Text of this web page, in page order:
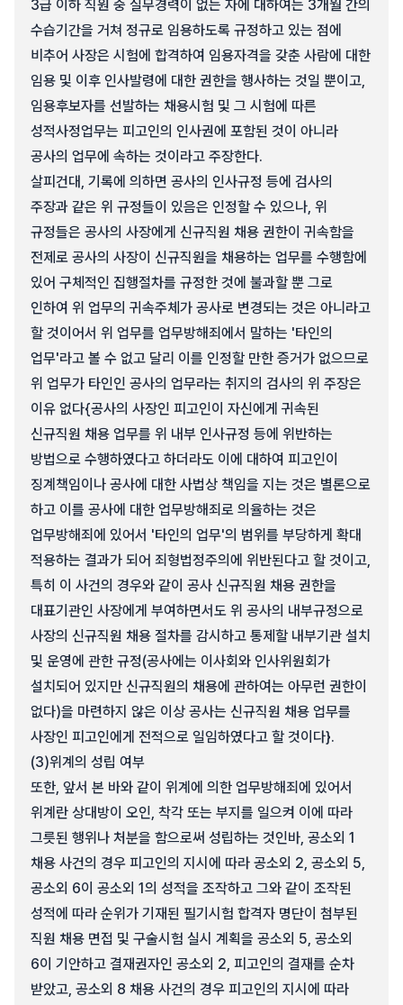
3급 이하 직원 중 실무경력이 없는 자에 대하여는 3개월 간의
수습기간을 거쳐 정규로 임용하도록 규정하고 있는 점에
비추어 사장은 시험에 합격하여 임용자격을 갖춘 사람에 대한
임용 및 이후 인사발령에 대한 권한을 행사하는 것일 뿐이고,
임용후보자를 선발하는 채용시험 및 그 시험에 따른
성적사정업무는 피고인의 인사권에 포함된 것이 아니라
공사의 업무에 속하는 것이라고 주장한다.
살피건대, 기록에 의하면 공사의 인사규정 등에 검사의
주장과 같은 위 규정들이 있음은 인정할 수 있으나, 위
규정들은 공사의 사장에게 신규직원 채용 권한이 귀속함을
전제로 공사의 사장이 신규직원을 채용하는 업무를 수행함에
있어 구체적인 집행절차를 규정한 것에 불과할 뿐 그로
인하여 위 업무의 귀속주체가 공사로 변경되는 것은 아니라고
할 것이어서 위 업무를 업무방해죄에서 말하는 '타인의
업무'라고 볼 수 없고 달리 이를 인정할 만한 증거가 없으므로
위 업무가 타인인 공사의 업무라는 취지의 검사의 위 주장은
이유 없다{공사의 사장인 피고인이 자신에게 귀속된
신규직원 채용 업무를 위 내부 인사규정 등에 위반하는
방법으로 수행하였다고 하더라도 이에 대하여 피고인이
징계책임이나 공사에 대한 사법상 책임을 지는 것은 별론으로
하고 이를 공사에 대한 업무방해죄로 의율하는 것은
업무방해죄에 있어서 '타인의 업무'의 범위를 부당하게 확대
적용하는 결과가 되어 죄형법정주의에 위반된다고 할 것이고,
특히 이 사건의 경우와 같이 공사 신규직원 채용 권한을
대표기관인 사장에게 부여하면서도 위 공사의 내부규정으로
사장의 신규직원 채용 절차를 감시하고 통제할 내부기관 설치
및 운영에 관한 규정(공사에는 이사회와 인사위원회가
설치되어 있지만 신규직원의 채용에 관하여는 아무런 권한이
없다)을 마련하지 않은 이상 공사는 신규직원 채용 업무를
사장인 피고인에게 전적으로 일임하였다고 할 것이다}.
(3)위계의 성립 여부
또한, 앞서 본 바와 같이 위계에 의한 업무방해죄에 있어서
위계란 상대방이 오인, 착각 또는 부지를 일으켜 이에 따라
그릇된 행위나 처분을 함으로써 성립하는 것인바, 공소외 1
채용 사건의 경우 피고인의 지시에 따라 공소외 2, 공소외 5,
공소외 6이 공소외 1의 성적을 조작하고 그와 같이 조작된
성적에 따라 순위가 기재된 필기시험 합격자 명단이 첨부된
직원 채용 면접 및 구술시험 실시 계획을 공소외 5, 공소외
6이 기안하고 결재권자인 공소외 2, 피고인의 결재를 순차
받았고, 공소외 8 채용 사건의 경우 피고인의 지시에 따라